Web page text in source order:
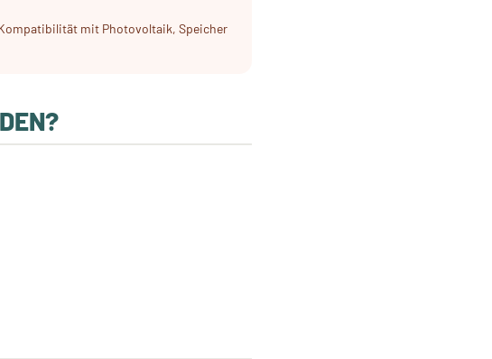
mit Photovoltaik, Speicher